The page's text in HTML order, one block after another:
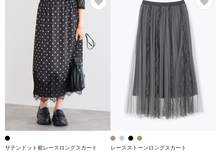
サテンドット裾レースロングスカート レースストーンロングスカート